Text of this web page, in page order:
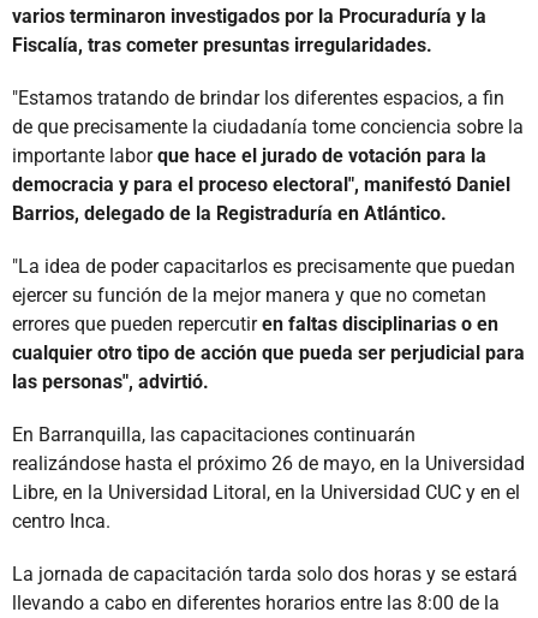
varios terminaron investigados por la Procuraduría y la
Fiscalía, tras cometer presuntas irregularidades.
"Estamos tratando de brindar los diferentes espacios, a fin
de que precisamente la ciudadanía tome conciencia sobre la
importante laborque hace el jurado de votación para la
democracia y para el proceso electoral", manifestó Daniel
Barrios, delegado de la Registraduría en Atlántico.
"La idea de poder capacitarlos es precisamente que puedan
ejercer su función de la mejor manera y que no cometan
errores que pueden repercutiren faltas disciplinarias o en
cualquier otro tipo de acción que pueda ser perjudicial para
las personas", advirtió.
En Barranquilla, las capacitaciones continuarán
realizándose hasta el próximo 26 de mayo, en la Universidad
Libre, en la Universidad Litoral, en la Universidad CUC y en el
centro Inca.
La jornada de capacitación tarda solo dos horas y se estará
llevando a cabo en diferentes horarios entre las 8:00 de la